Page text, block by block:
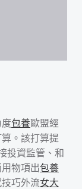
包養歐盟經
。該打算提
投資監管、和
物項出包養
巧外流女大